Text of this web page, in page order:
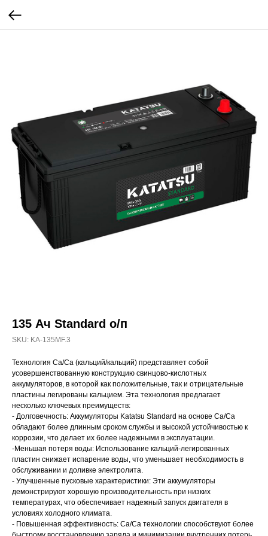
135 Ач Standard о/п
SKU: KA-135MF.3
Технология Ca/Ca (кальций/кальций) представляет собой
усовершенствованную конструкцию свинцово-кислотных
аккумуляторов, в которой как положительные, так и отрицательные
пластины легированы кальцием. Эта технология предлагает
несколько ключевых преимуществ:
- Долговечность: Аккумуляторы Katatsu Standard на основе Ca/Ca
обладают более длинным сроком службы и высокой устойчивостью к
коррозии, что делает их более надежными в эксплуатации.
-Меньшая потеря воды: Использование кальций-легированных
пластин снижает испарение воды, что уменьшает необходимость в
обслуживании и доливке электролита.
- Улучшенные пусковые характеристики: Эти аккумуляторы
демонстрируют хорошую производительность при низких
температурах, что обеспечивает надежный запуск двигателя в
условиях холодного климата.
- Повышенная эффективность: Ca/Ca технологии способствуют более